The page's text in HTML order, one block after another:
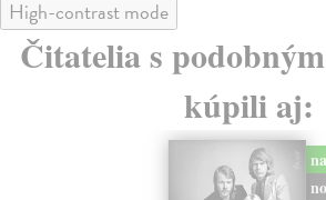
High-contrast mode
Čitatelia s
kúpili aj: